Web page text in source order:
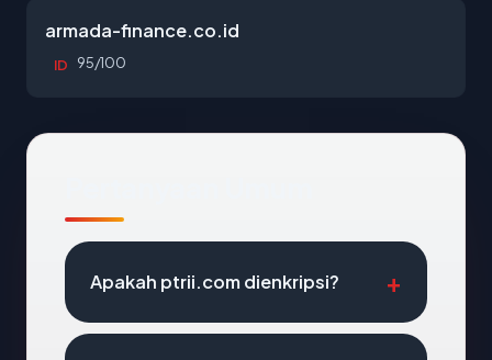
armada-finance.co.id
ID 95/100
Apakah ptrii.com dienkripsi?